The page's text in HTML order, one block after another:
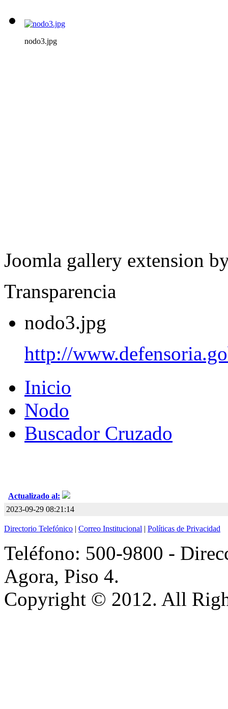
nodo3.jpg
Joomla gallery extension
Transparencia
nodo3.jpg
http://
Inicio
Nodo
Buscador Cruzado
Actualizado al:
2023-09-29 08:21:14
Directorio Telefónico | Correo Institucional | Políticas de Privacidad
Teléfono: 500-9800 -
Agora, Piso 4.
Copyright © 2012. All